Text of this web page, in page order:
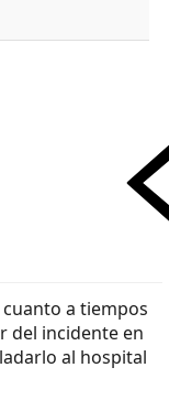
a tiempos
del incidente en
al hospital